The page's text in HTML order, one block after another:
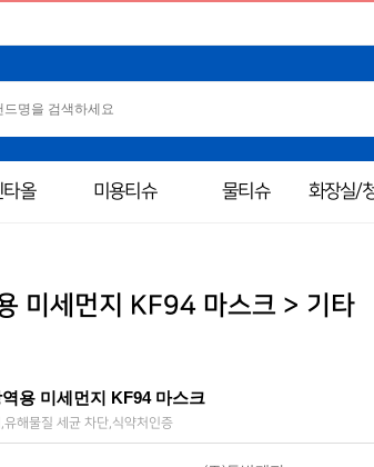
타올 미용티슈 물티슈 화장실/
미세먼지 KF94 마스크 > 기타
용 미세먼지 KF94 마스크
유해물질 세균 차단,식약처인증